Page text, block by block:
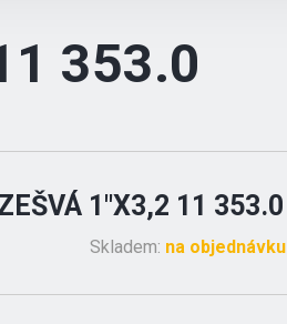
353.0
1"X3,2 11 353.0
Skladem: na objednávku